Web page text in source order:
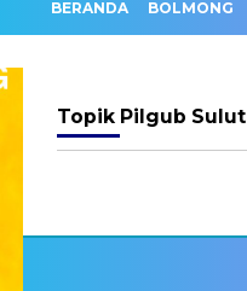
BERANDA BOLMONG
Topik Pilgub Sulut